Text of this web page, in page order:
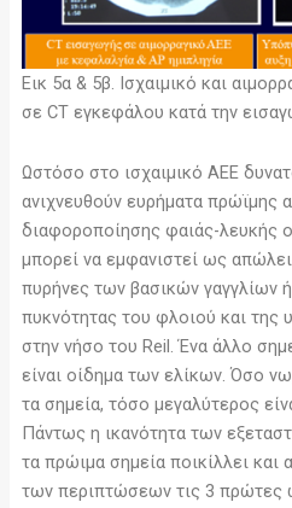
Εικ 5α & 5β. Ισχαιμικό και
σε CT εγκεφάλου κατά την
Ωστόσο στο ισχαιμικό ΑΕΕ
ανιχνευθούν ευρήματα πρώϊμης
διαφοροποίησης φαιάς-λευκής
μπορεί να εμφανιστεί ως
πυρήνες των βασικών γαγγλίων
πυκνότητας του φλοιού και της
στην νήσο του Reil. Ένα άλλο
είναι οίδημα των ελίκων. Όσο
τα σημεία, τόσο μεγαλύτερος
Πάντως η ικανότητα των
τα πρώιμα σημεία ποικίλλει και
των περιπτώσεων τις 3